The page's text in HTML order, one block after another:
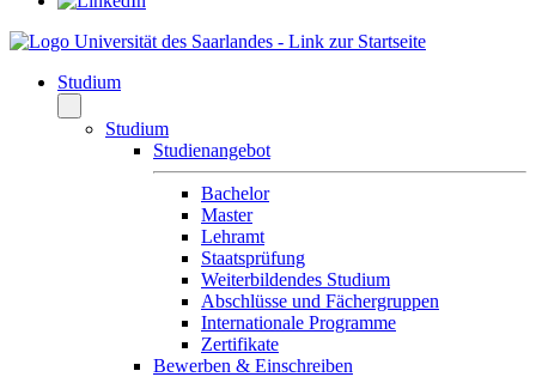
Studium
Studium
Studienangebot
Bachelor
Master
Lehramt
Staatsprüfung
Weiterbildendes Studium
Abschlüsse und Fächergruppen
Internationale Programme
Zertifikate
Bewerben & Einschreiben